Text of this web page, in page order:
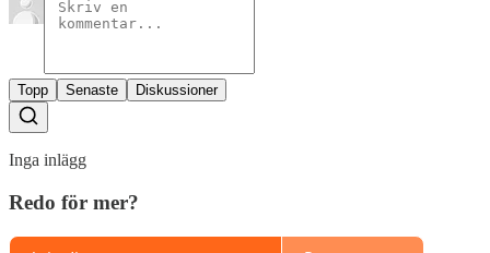
Topp Senaste Diskussioner
Inga inlägg
Redo för mer?